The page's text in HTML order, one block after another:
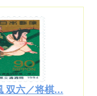
双六／将棋...